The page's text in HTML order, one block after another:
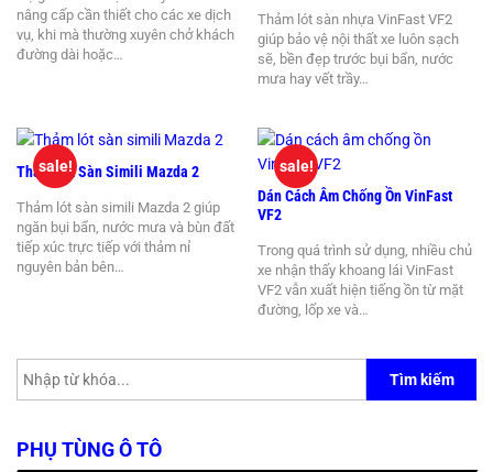
nâng cấp cần thiết cho các xe dịch
vụ, khi mà thường xuyên chở khách
đường dài hoặc…
Thảm lót sàn nhựa VinFast VF2
giúp bảo vệ nội thất xe luôn sạch
sẽ, bền đẹp trước bụi bẩn, nước
mưa hay vết trầy…
Thảm Lót Sàn Simili Mazda 2
Thảm lót sàn simili Mazda 2 giúp
ngăn bụi bẩn, nước mưa và bùn đất
tiếp xúc trực tiếp với thảm nỉ
nguyên bản bên…
sale!
Dán Cách Âm Chống Ồn VinFast
VF2
Trong quá trình sử dụng, nhiều chủ
xe nhận thấy khoang lái VinFast
VF2 vẫn xuất hiện tiếng ồn từ mặt
đường, lốp xe và…
sale!
Tìm kiếm
PHỤ TÙNG Ô TÔ